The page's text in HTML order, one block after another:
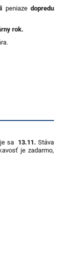
peniaze dopredu
rok.
sa 13.11. Stáva
je zadarmo,